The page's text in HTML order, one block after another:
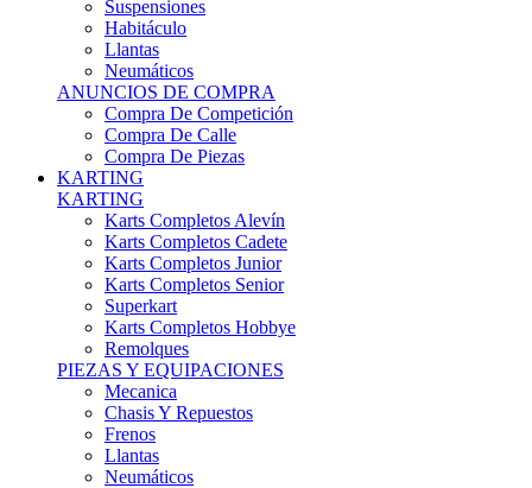
Suspensiones
Habitáculo
Llantas
Neumáticos
ANUNCIOS DE COMPRA
Compra De Competición
Compra De Calle
Compra De Piezas
KARTING
KARTING
Karts Completos Alevín
Karts Completos Cadete
Karts Completos Junior
Karts Completos Senior
Superkart
Karts Completos Hobbye
Remolques
PIEZAS Y EQUIPACIONES
Mecanica
Chasis Y Repuestos
Frenos
Llantas
Neumáticos